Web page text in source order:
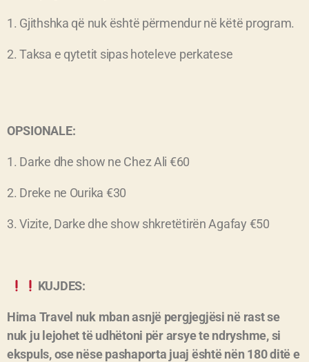
1. Gjithshka që nuk është përmendur në këtë program.
2. Taksa e qytetit sipas hoteleve perkatese
OPSIONALE:
1. Darke dhe show ne Chez Ali €60
2. Dreke ne Ourika €30
3. Vizite, Darke dhe show shkretëtirën Agafay €50
KUJDES:
Hima Travel nuk mban asnjë pergjegjësi në rast se
nuk ju lejohet të udhëtoni për arsye te ndryshme, si
ekspuls, ose nëse pashaporta juaj është nën 180 ditë e